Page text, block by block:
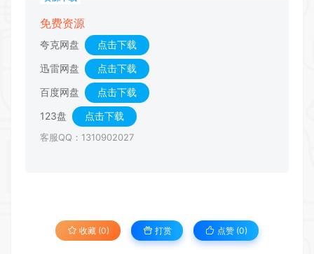
免费资源
夸克网盘
点击下载
迅雷网盘
点击下载
百度网盘
点击下载
123盘
点击下载
客服QQ：1310902027
收藏 (0) 打赏 点赞 (0)